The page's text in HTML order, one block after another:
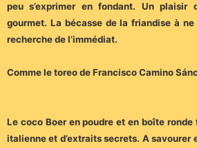
peu s’exprimer en fondant. Un plaisir
gourmet. La bécasse de la friandise à
recherche de l’immédiat.
Comme le toreo de Francisco Camino
Le coco Boer en poudre et en boîte
italienne et d’extraits secrets. A savourer